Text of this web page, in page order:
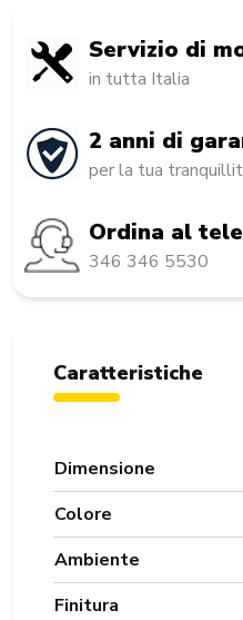
Servizio di
in tutta Italia
2 anni di
per la tua
Ordina al
346 346 5530
Caratteristiche
Dimensione
Colore
Ambiente
Finitura